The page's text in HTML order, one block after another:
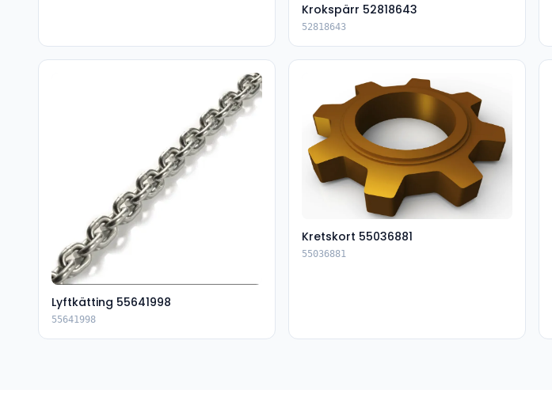
Krokspärr 52818643
52818643
Lyftkätting 55641998
55641998
Kretskort 55036881
55036881